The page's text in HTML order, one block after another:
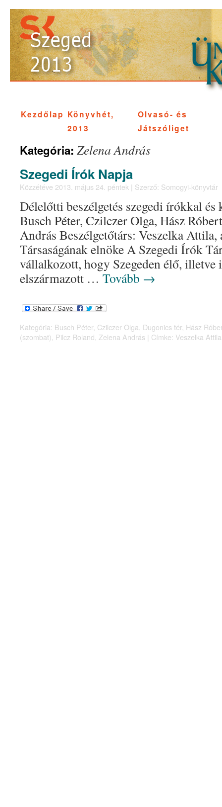
Kezdőlap Könyvhét,
2013
Olvasó- és
Játszóliget
Kategória: Zelena András
Szegedi Írók Napja
Közzétéve 2013. május 24. péntek | Szerző: Somogyi-könyvtár
Délelőtti beszélgetés szegedi írókkal
Busch Péter, Czilczer Olga, Hász
András Beszélgetőtárs: Veszelka Attila,
Társaságának elnöke A Szegedi Írók
vállalkozott, hogy Szegeden élő, illetve
elszármazott … Tovább →
Kategória: Busch Péter, Czilczer Olga, Dugonics tér, Hász
(szombat), Pilcz Roland, Zelena András | Címke: Veszelka Attila